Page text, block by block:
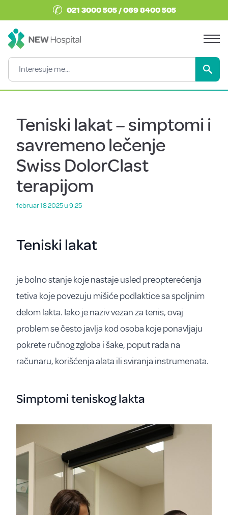
✆ 021 3000 505 / 069 8400 505
Teniski lakat – simptomi i
savremeno lečenje
Swiss DolorClast
terapijom
februar 18 2025 u 9:25
Teniski lakat
je bolno stanje koje nastaje usled preopterećenja
tetiva koje povezuju mišiće podlaktice sa spoljnim
delom lakta. Iako je naziv vezan za tenis, ovaj
problem se često javlja kod osoba koje ponavljaju
pokrete ručnog zgloba i šake, poput rada na
računaru, korišćenja alata ili sviranja instrumenata.
Simptomi teniskog lakta